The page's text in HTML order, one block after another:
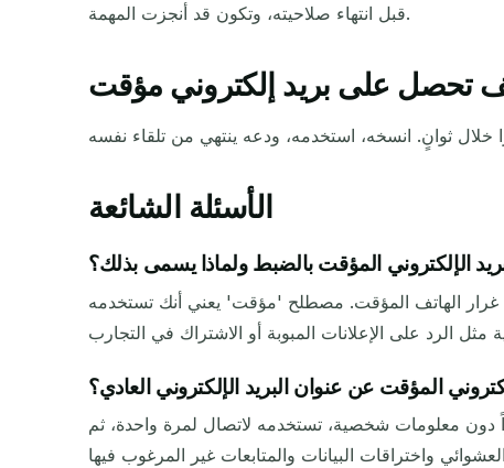
قبل انتهاء صلاحيته، وتكون قد أنجزت المهمة.
تحصل على بريد إلكتروني مؤقت
الأسئلة الشائعة
الإلكتروني المؤقت بالضبط ولماذا يسمى بذلك؟
غرار الهاتف المؤقت. مصطلح 'مؤقت' يعني أنك تستخدمه
المؤقت عن عنوان البريد الإلكتروني العادي؟
دون معلومات شخصية، تستخدمه لاتصال لمرة واحدة، ثم